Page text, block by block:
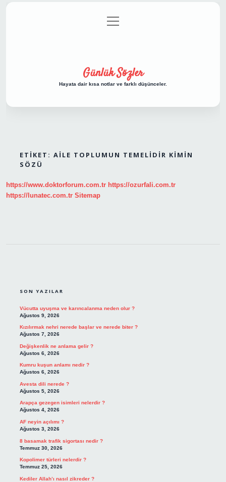
Gizlilik Politikası
menüyü
aç
Günlük Sözler
Hayata dair kısa notlar ve farklı düşünceler.
ETIKET: AILE TOPLUMUN TEMELIDIR KIMIN
SÖZÜ
https://www.doktorforum.com.tr https://ozurfali.com.tr
https://lunatec.com.tr Sitemap
SON YAZILAR
Vücutta uyuşma ve karıncalanma neden olur ?
Ağustos 9, 2026
Kızılırmak nehri nerede başlar ve nerede biter ?
Ağustos 7, 2026
Değişkenlik ne anlama gelir ?
Ağustos 6, 2026
Kumru kuşun anlamı nedir ?
Ağustos 6, 2026
Avesta dili nerede ?
Ağustos 5, 2026
Arapça gezegen isimleri nelerdir ?
Ağustos 4, 2026
AF neyin açılımı ?
Ağustos 3, 2026
8 basamak trafik sigortası nedir ?
Temmuz 30, 2026
Kopolimer türleri nelerdir ?
Temmuz 25, 2026
Kediler Allah’ı nasıl zikreder ?